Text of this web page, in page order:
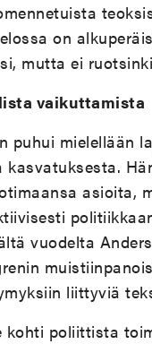
on
mutta ei
vaikuttamista
puhui mielellään
kasvatuksesta.
asioita,
vuodelta
liittyviä
kohti poliittista